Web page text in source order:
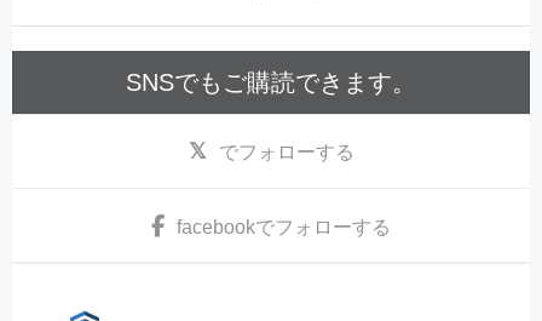
SNSでもご購読できます。
でフォローする
facebookでフォローする